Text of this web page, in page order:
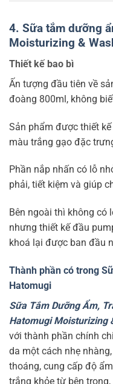
4. Sữa tắm dưỡng
Moisturizing &
Thiết kế bao bì
Ấn tượng đầu tiên về
đoàng 800ml, không
Sản phẩm được thiết
màu trắng gạo đặc
Phần nắp nhấn có lỗ
phải, tiết kiệm và giúp
Bên ngoài thì không có
nhưng thiết kế đầu
khoá lại được ban đầu
Thành phần có trong
Hatomugi
Sữa Tắm Dưỡng Ẩm,
Hatomugi Moisturizing
với thành phần chính
da một cách nhẹ
thoáng, cung cấp độ
trắng khỏe từ bên